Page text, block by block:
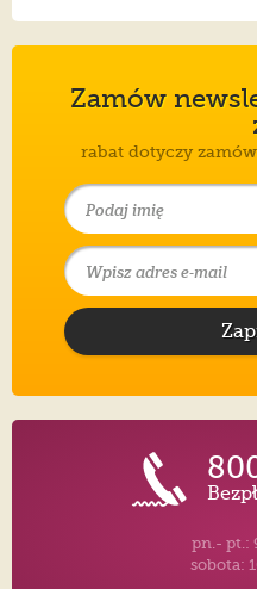
Zamów
rabat dotyczy
pn.- pt.:
sobota: